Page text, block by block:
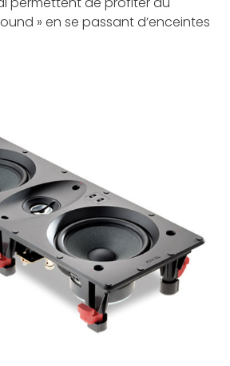
» en se passant d’enceintes